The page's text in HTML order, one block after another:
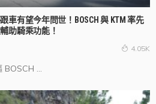
車有望今年問世！BOSCH 與 KTM 率先
助騎乘功能！
4.05K
...